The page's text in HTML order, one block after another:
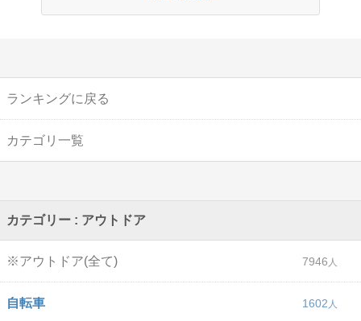
ランキングに戻る
カテゴリ一覧
カテゴリー : アウトドア
※アウトドア(全て) 7946
自転車 1602